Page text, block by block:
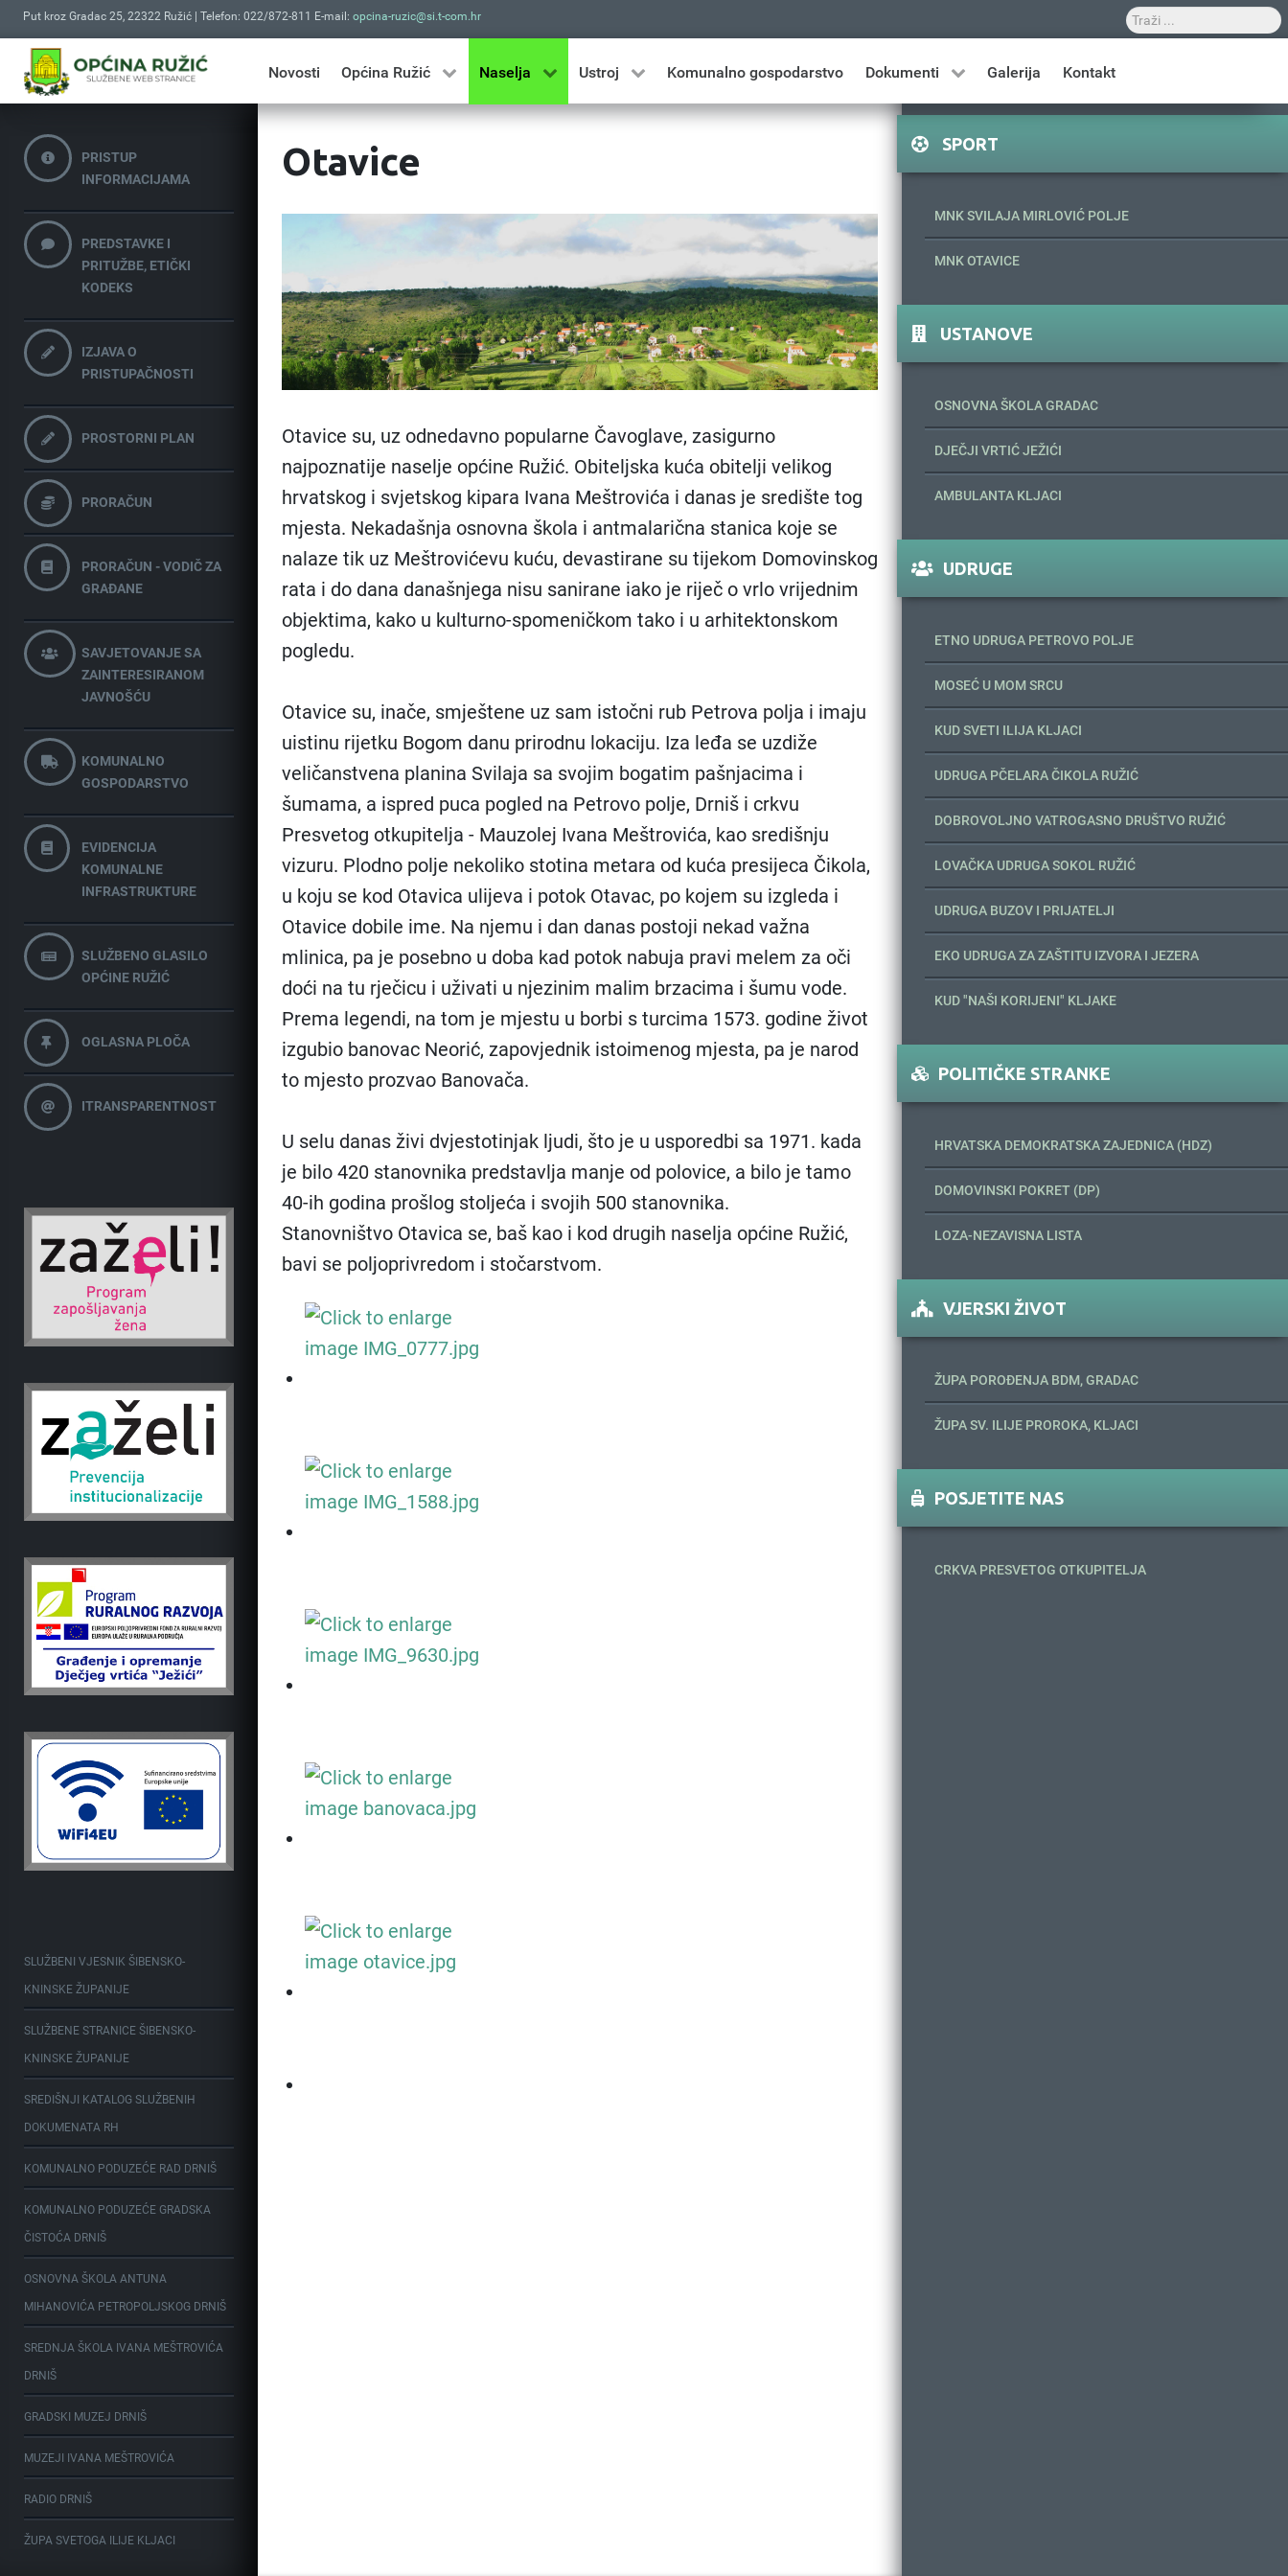
Put kroz Gradac 25, 22322 Ružić | Telefon: 022/872-811 E-mail: opcina-ruzic@si.t-com.hr
Novosti Općina Ružić Naselja Ustroj Komunalno gospodarstvo Dokumenti Galerija Kontakt
PRISTUP
INFORMACIJAMA
PREDSTAVKE I
PRITUŽBE, ETIČKI
KODEKS
IZJAVA O
PRISTUPAČNOSTI
PROSTORNI PLAN
PRORAČUN
PRORAČUN - VODIČ ZA
GRAĐANE
SAVJETOVANJE SA
ZAINTERESIRANOM
JAVNOŠĆU
KOMUNALNO
GOSPODARSTVO
EVIDENCIJA
KOMUNALNE
INFRASTRUKTURE
SLUŽBENO GLASILO
OPĆINE RUŽIĆ
OGLASNA PLOČA
ITRANSPARENTNOST
SLUŽBENI VJESNIK ŠIBENSKO-
KNINSKE ŽUPANIJE
SLUŽBENE STRANICE ŠIBENSKO-
KNINSKE ŽUPANIJE
SREDIŠNJI KATALOG SLUŽBENIH
DOKUMENATA RH
KOMUNALNO PODUZEĆE RAD DRNIŠ
KOMUNALNO PODUZEĆE GRADSKA
ČISTOĆA DRNIŠ
OSNOVNA ŠKOLA ANTUNA
MIHANOVIĆA PETROPOLJSKOG DRNIŠ
SREDNJA ŠKOLA IVANA MEŠTROVIĆA
DRNIŠ
GRADSKI MUZEJ DRNIŠ
MUZEJI IVANA MEŠTROVIĆA
RADIO DRNIŠ
ŽUPA SVETOGA ILIJE KLJACI
Otavice
Otavice su, uz odnedavno popularne Čavoglave, zasigurno
najpoznatije naselje općine Ružić. Obiteljska kuća obitelji velikog
hrvatskog i svjetskog kipara Ivana Meštrovića i danas je središte tog
mjesta. Nekadašnja osnovna škola i antmalarična stanica koje se
nalaze tik uz Meštrovićevu kuću, devastirane su tijekom Domovinskog
rata i do dana današnjega nisu sanirane iako je riječ o vrlo vrijednim
objektima, kako u kulturno-spomeničkom tako i u arhitektonskom
pogledu.
Otavice su, inače, smještene uz sam istočni rub Petrova polja i imaju
uistinu rijetku Bogom danu prirodnu lokaciju. Iza leđa se uzdiže
veličanstvena planina Svilaja sa svojim bogatim pašnjacima i
šumama, a ispred puca pogled na Petrovo polje, Drniš i crkvu
Presvetog otkupitelja - Mauzolej Ivana Meštrovića, kao središnju
vizuru. Plodno polje nekoliko stotina metara od kuća presijeca Čikola,
u koju se kod Otavica ulijeva i potok Otavac, po kojem su izgleda i
Otavice dobile ime. Na njemu i dan danas postoji nekad važna
mlinica, pa je posebno u doba kad potok nabuja pravi melem za oči
doći na tu rječicu i uživati u njezinim malim brzacima i šumu vode.
Prema legendi, na tom je mjestu u borbi s turcima 1573. godine život
izgubio banovac Neorić, zapovjednik istoimenog mjesta, pa je narod
to mjesto prozvao Banovača.
U selu danas živi dvjestotinjak ljudi, što je u usporedbi sa 1971. kada
je bilo 420 stanovnika predstavlja manje od polovice, a bilo je tamo
40-ih godina prošlog stoljeća i svojih 500 stanovnika.
Stanovništvo Otavica se, baš kao i kod drugih naselja općine Ružić,
bavi se poljoprivredom i stočarstvom.
SPORT
MNK SVILAJA MIRLOVIĆ POLJE
MNK OTAVICE
USTANOVE
OSNOVNA ŠKOLA GRADAC
DJEČJI VRTIĆ JEŽIĆI
AMBULANTA KLJACI
UDRUGE
ETNO UDRUGA PETROVO POLJE
MOSEĆ U MOM SRCU
KUD SVETI ILIJA KLJACI
UDRUGA PČELARA ČIKOLA RUŽIĆ
DOBROVOLJNO VATROGASNO DRUŠTVO RUŽIĆ
LOVAČKA UDRUGA SOKOL RUŽIĆ
UDRUGA BUZOV I PRIJATELJI
EKO UDRUGA ZA ZAŠTITU IZVORA I JEZERA
KUD "NAŠI KORIJENI" KLJAKE
POLITIČKE STRANKE
HRVATSKA DEMOKRATSKA ZAJEDNICA (HDZ)
DOMOVINSKI POKRET (DP)
LOZA-NEZAVISNA LISTA
VJERSKI ŽIVOT
ŽUPA POROĐENJA BDM, GRADAC
ŽUPA SV. ILIJE PROROKA, KLJACI
POSJETITE NAS
CRKVA PRESVETOG OTKUPITELJA